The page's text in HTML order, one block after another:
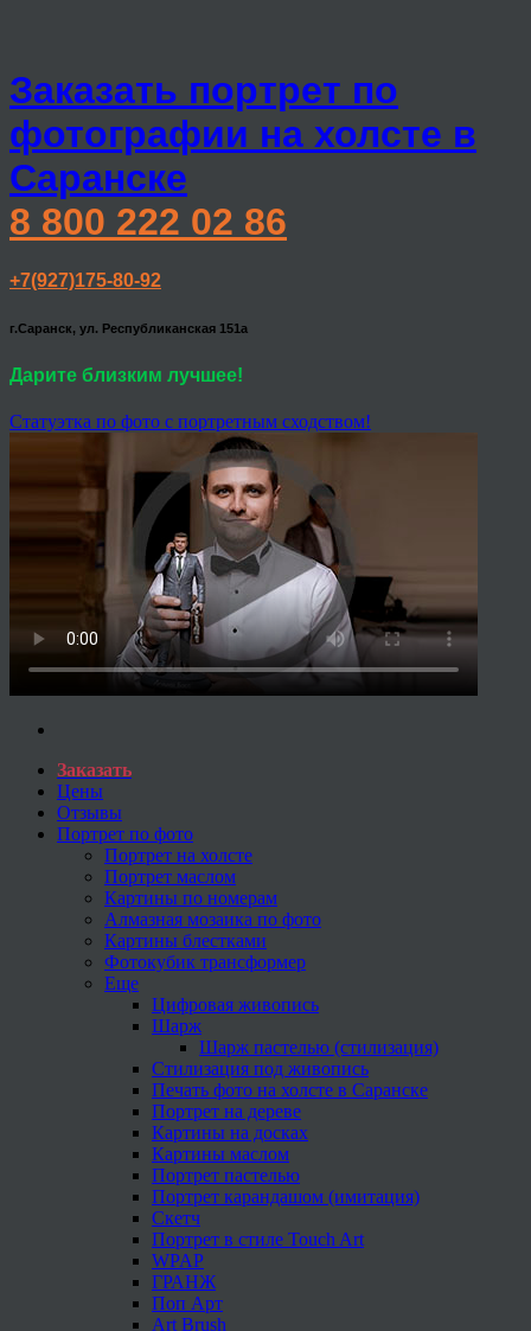
Заказать портрет по
фотографии на холсте в
Саранске
8 800 222 02 86
+7(927)175-80-92
г.Саранск, ул. Республиканская 151а
Дарите близким лучшее!
Статуэтка по фото с портретным сходством!
Заказать
Цены
Отзывы
Портрет по фото
Портрет на холсте
Портрет маслом
Картины по номерам
Алмазная мозаика по фото
Картины блестками
Фотокубик трансформер
Еще
Цифровая живопись
Шарж
Шарж пастелью (стилизация)
Стилизация под живопись
Печать фото на холсте в Саранске
Портрет на дереве
Картины на досках
Картины маслом
Портрет пастелью
Портрет карандашом (имитация)
Скетч
Портрет в стиле Touch Art
WPAP
ГРАНЖ
Поп Арт
Art Brush